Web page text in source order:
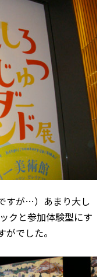
すが…）あまり大し
クと参加体験型にす
でした。